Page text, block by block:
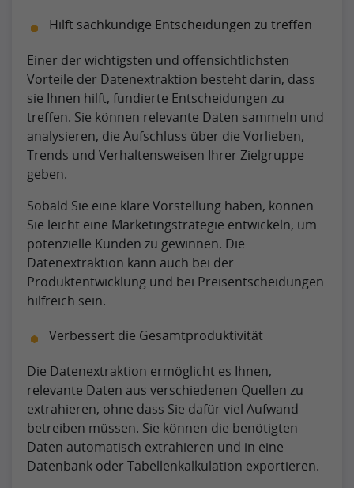
Hilft sachkundige Entscheidungen zu treffen
Einer der wichtigsten und offensichtlichsten
Vorteile der Datenextraktion besteht darin, dass
sie Ihnen hilft, fundierte Entscheidungen zu
treffen. Sie können relevante Daten sammeln und
analysieren, die Aufschluss über die Vorlieben,
Trends und Verhaltensweisen Ihrer Zielgruppe
geben.
Sobald Sie eine klare Vorstellung haben, können
Sie leicht eine Marketingstrategie entwickeln, um
potenzielle Kunden zu gewinnen. Die
Datenextraktion kann auch bei der
Produktentwicklung und bei Preisentscheidungen
hilfreich sein.
Verbessert die Gesamtproduktivität
Die Datenextraktion ermöglicht es Ihnen,
relevante Daten aus verschiedenen Quellen zu
extrahieren, ohne dass Sie dafür viel Aufwand
betreiben müssen. Sie können die benötigten
Daten automatisch extrahieren und in eine
Datenbank oder Tabellenkalkulation exportieren.